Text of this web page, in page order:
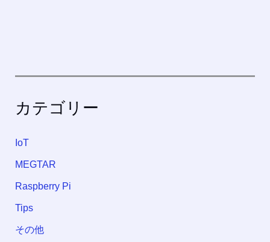
カテゴリー
IoT
MEGTAR
Raspberry Pi
Tips
その他